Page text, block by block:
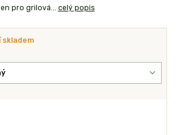
pro grilová... celý popis
skladem